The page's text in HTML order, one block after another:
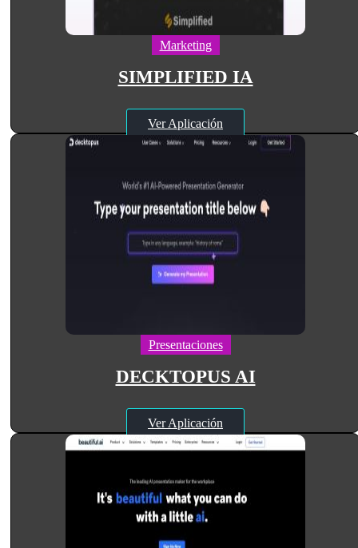
Marketing
SIMPLIFIED IA
Ver Aplicación
Presentaciones
DECKTOPUS AI
Ver Aplicación